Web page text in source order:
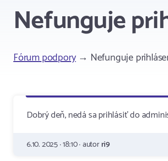
Nefunguje
Fórum podpory→ Nefunguje
Dobrý deň, nedá sa prihlásiť do
6.10. 2025 · 18:10 · autorri9